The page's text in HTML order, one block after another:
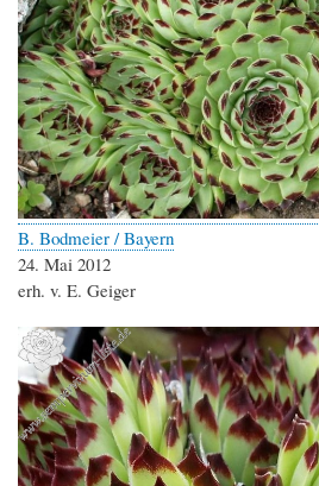
B. Bodmeier / Bayern
24. Mai 2012
erh. v. E. Geiger